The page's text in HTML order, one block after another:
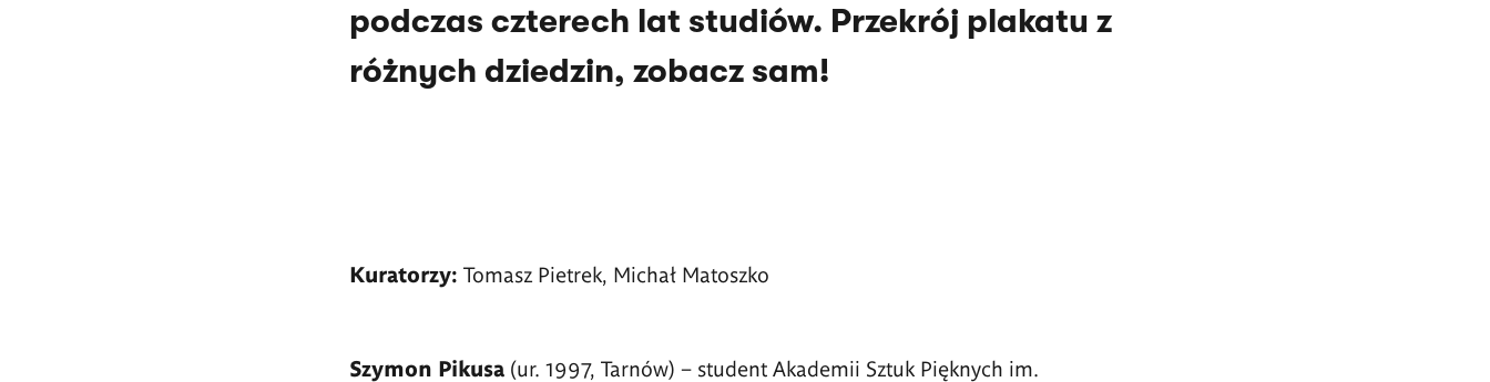
podczas czterech lat studiów. Przekrój plakatu z
różnych dziedzin, zobacz sam!
Kuratorzy: Tomasz Pietrek, Michał Matoszko
Szymon Pikusa (ur. 1997, Tarnów) – student Akademii Sztuk Pięknych im.